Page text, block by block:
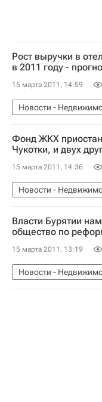
Рост выручки в
в 2011 году -
15 марта 2011, 14:59
Новости -
Коммерческая
Фонд ЖКХ
Чукотки, и двух
15 марта 2011, 14:36
Новости -
Власти Бурятии
общество по
15 марта 2011, 13:19
Новости -